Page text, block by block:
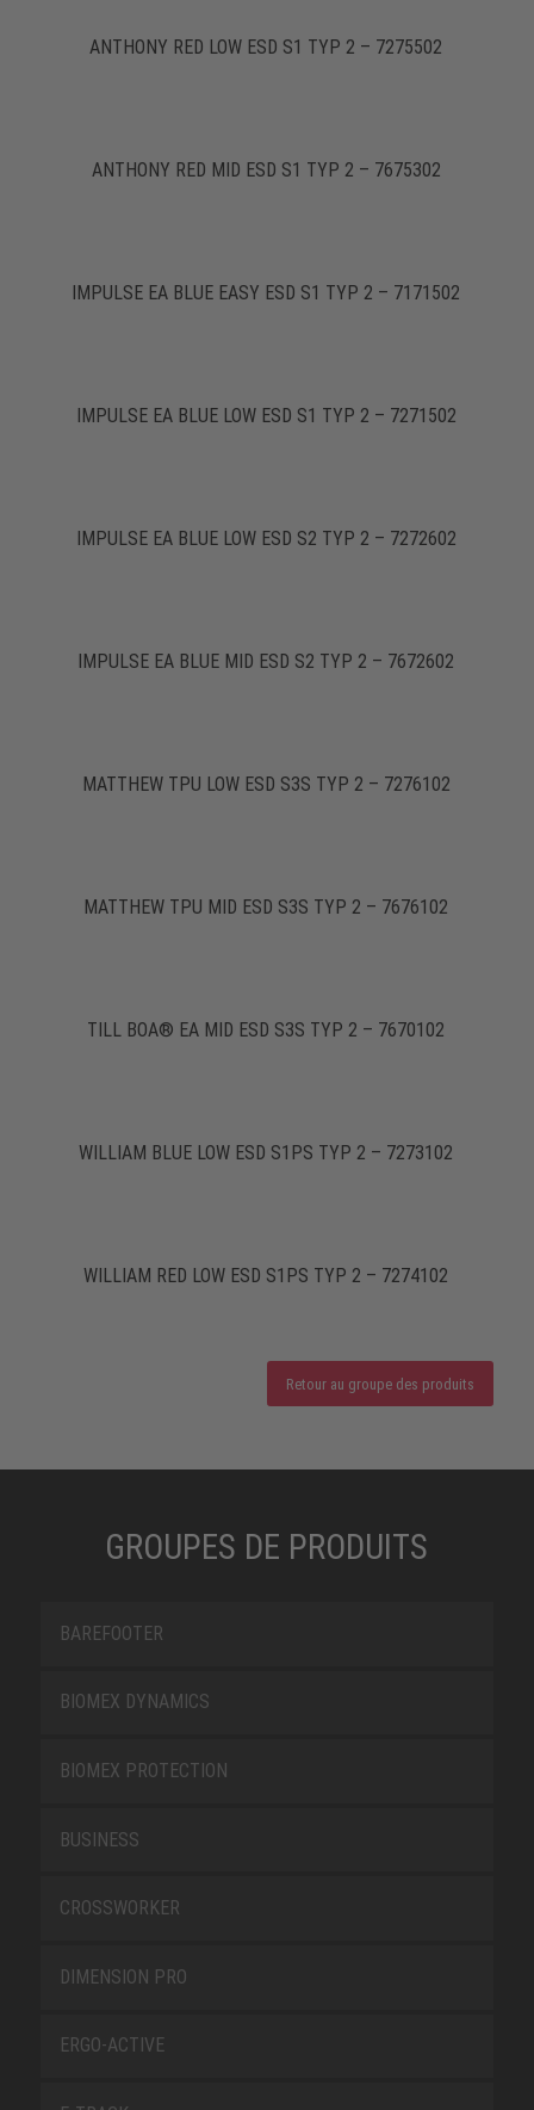
ANTHONY RED LOW ESD S1 TYP 2 – 7275502
ANTHONY RED MID ESD S1 TYP 2 – 7675302
IMPULSE EA BLUE EASY ESD S1 TYP 2 – 7171502
IMPULSE EA BLUE LOW ESD S1 TYP 2 – 7271502
IMPULSE EA BLUE LOW ESD S2 TYP 2 – 7272602
IMPULSE EA BLUE MID ESD S2 TYP 2 – 7672602
MATTHEW TPU LOW ESD S3S TYP 2 – 7276102
MATTHEW TPU MID ESD S3S TYP 2 – 7676102
TILL BOA® EA MID ESD S3S TYP 2 – 7670102
WILLIAM BLUE LOW ESD S1PS TYP 2 – 7273102
WILLIAM RED LOW ESD S1PS TYP 2 – 7274102
Retour au groupe des produits
GROUPES DE PRODUITS
BAREFOOTER
BIOMEX DYNAMICS
BIOMEX PROTECTION
BUSINESS
CROSSWORKER
DIMENSION PRO
ERGO-ACTIVE